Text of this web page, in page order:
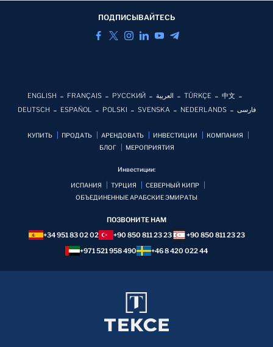
ПОДПИСЫВАЙТЕСЬ
ENGLISH FRANÇAIS РУССКИЙ العربية TÜRKÇE
中文
DEUTSCH
ESPAÑOL POLSKI SVENSKA NEDERLANDS فارسی
КУПИТЬ ПРОДАТЬ АРЕНДОВАТЬ ИНВЕСТИЦИИ
КОМПАНИЯ
БЛОГ
MЕРОПРИЯТИЯ
Инвестиции:
ИСПАНИЯ ТУРЦИЯ
СЕВЕРНЫЙ КИПР
ОБЪЕДИНЕННЫЕ АРАБСКИЕ ЭМИРАТЫ
ПОЗВОНИТЕ НАМ
+34 951 83 02 02
+90 850 811 23 23
+90 850 811 23 23
+971 521 958 490
+46 8 420 022 44